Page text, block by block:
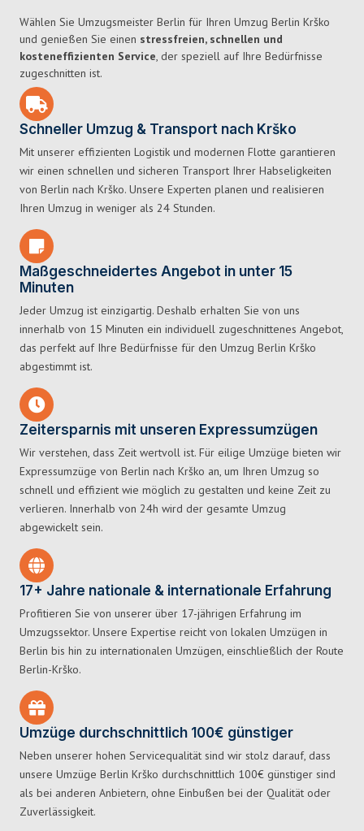
Wählen Sie Umzugsmeister Berlin für Ihren Umzug Berlin Krško
und genießen Sie einen stressfreien, schnellen und
kosteneffizienten Service, der speziell auf Ihre Bedürfnisse
zugeschnitten ist.
Schneller Umzug & Transport nach Krško
Mit unserer effizienten Logistik und modernen Flotte garantieren
wir einen schnellen und sicheren Transport Ihrer Habseligkeiten
von Berlin nach Krško. Unsere Experten planen und realisieren
Ihren Umzug in weniger als 24 Stunden.
Maßgeschneidertes Angebot in unter 15
Minuten
Jeder Umzug ist einzigartig. Deshalb erhalten Sie von uns
innerhalb von 15 Minuten ein individuell zugeschnittenes Angebot,
das perfekt auf Ihre Bedürfnisse für den Umzug Berlin Krško
abgestimmt ist.
Zeitersparnis mit unseren Expressumzügen
Wir verstehen, dass Zeit wertvoll ist. Für eilige Umzüge bieten wir
Expressumzüge von Berlin nach Krško an, um Ihren Umzug so
schnell und effizient wie möglich zu gestalten und keine Zeit zu
verlieren. Innerhalb von 24h wird der gesamte Umzug
abgewickelt sein.
17+ Jahre nationale & internationale Erfahrung
Profitieren Sie von unserer über 17-jährigen Erfahrung im
Umzugssektor. Unsere Expertise reicht von lokalen Umzügen in
Berlin bis hin zu internationalen Umzügen, einschließlich der Route
Berlin-Krško.
Umzüge durchschnittlich 100€ günstiger
Neben unserer hohen Servicequalität sind wir stolz darauf, dass
unsere Umzüge Berlin Krško durchschnittlich 100€ günstiger sind
als bei anderen Anbietern, ohne Einbußen bei der Qualität oder
Zuverlässigkeit.